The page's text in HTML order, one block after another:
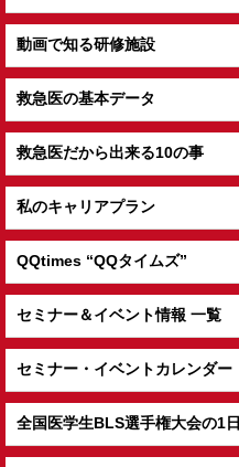
動画で知る研修施設
救急医の基本データ
救急医だから出来る10の事
私のキャリアプラン
QQtimes “QQタイムズ”
セミナー＆イベント情報 一覧
セミナー・イベントカレンダー
全国医学生BLS選手権大会の1日